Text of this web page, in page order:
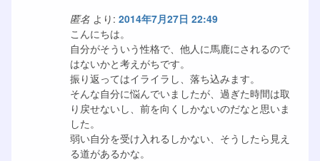
匿名 より: 2014年7月27日 22:49
こんにちは。
自分がそういう性格で、他人に馬鹿にされるので
はないかと考えがちです。
振り返ってはイライラし、落ち込みます。
そんな自分に悩んでいましたが、過ぎた時間は取
り戻せないし、前を向くしかないのだなと思いま
した。
弱い自分を受け入れるしかない、そうしたら見え
る道があるかな。